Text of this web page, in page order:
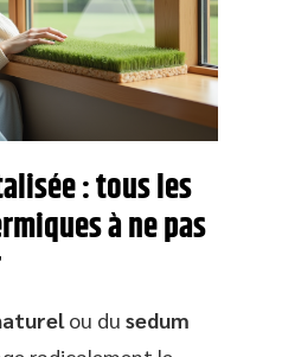
: tous les
à ne pas
ou du sedum